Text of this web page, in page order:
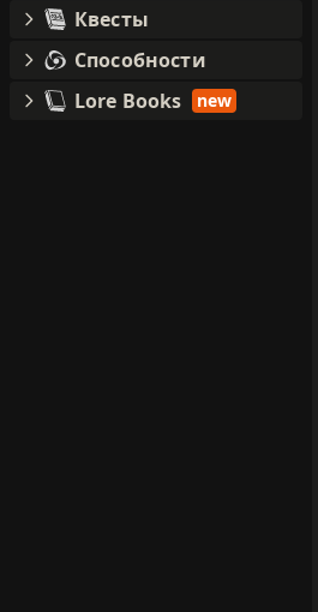
Квесты
Способности
Lore Books
new